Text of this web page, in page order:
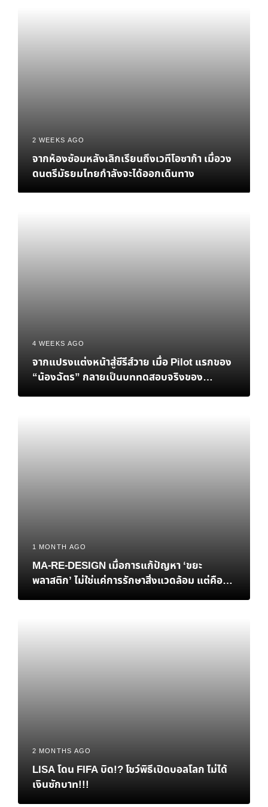
2 WEEKS AGO
จากห้องซ้อมหลังเลิกเรียนถึงเวทีโอซาก้า เมื่อวง
ดนตรีมัธยมไทยกำลังจะได้ออกเดินทาง
4 WEEKS AGO
จากแปรงแต่งหน้าสู่ซีรีส์วาย เมื่อ Pilot แรกของ
“น้องฉัตร” กลายเป็นบททดสอบจริงของ
1 MONTH AGO
MA-RE-DESIGN เมื่อการแก้ปัญหา ‘ขยะ
พลาสติก’ ไม่ใช่แค่การรักษาสิ่งแวดล้อม แต่คือ
‘ทางรอด’ ทางเศรษฐกิจของไทย
2 MONTHS AGO
LISA โดน FIFA บิด!? โชว์พิธีเปิดบอลโลก ไม่ได้
เงินซักบาท!!!